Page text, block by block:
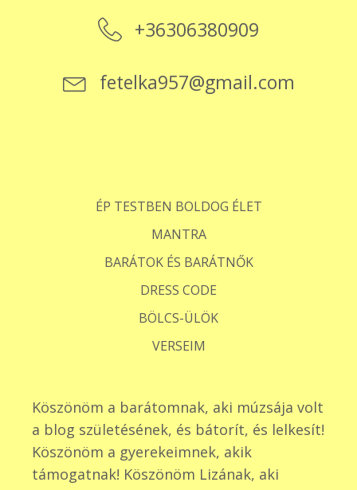
+36306380909
fetelka957@gmail.com
ÉP TESTBEN BOLDOG ÉLET
MANTRA
BARÁTOK ÉS BARÁTNŐK
DRESS CODE
BÖLCS-ÜLÖK
VERSEIM
Köszönöm a barátomnak, aki múzsája volt
a blog születésének, és bátorít, és lelkesít!
Köszönöm a gyerekeimnek, akik
támogatnak! Köszönöm Lizának, aki